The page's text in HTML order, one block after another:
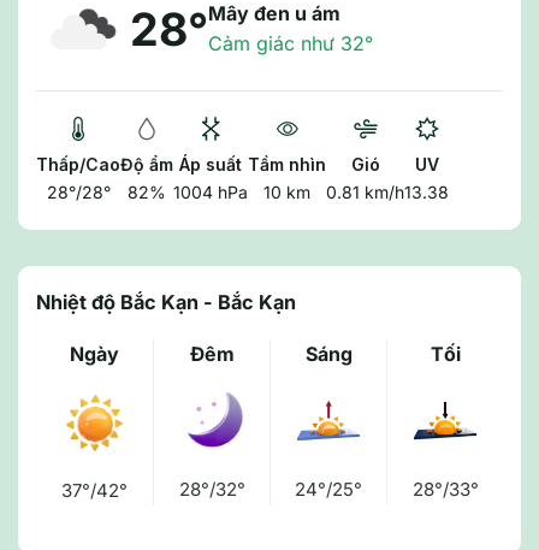
28°Mây đen u ám
Cảm giác như 32°
Thấp/Cao
28°/28°
Độ ẩm
82%
Áp suất
1004 hPa
Tầm nhìn
10 km
Gió
0.81 km/h
UV
13.38
Nhiệt độ Bắc Kạn - Bắc Kạn
Ngày
37°/42°
Đêm
28°/32°
Sáng
24°/25°
Tối
28°/33°